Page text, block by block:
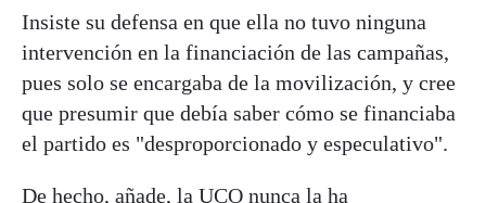
Insiste su defensa en que ella no tuvo ninguna
intervención en la financiación de las campañas,
pues solo se encargaba de la movilización, y cree
que presumir que debía saber cómo se financiaba
el partido es "desproporcionado y especulativo".
De hecho, añade, la UCO nunca la ha